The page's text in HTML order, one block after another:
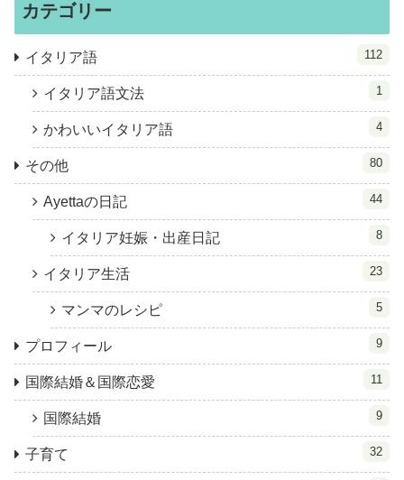
カテゴリー
イタリア語 112
イタリア語文法 1
かわいいイタリア語 4
その他 80
Ayettaの日記 44
イタリア妊娠・出産日記 8
イタリア生活 23
マンマのレシピ 5
プロフィール 9
国際結婚＆国際恋愛 11
国際結婚 9
子育て 32